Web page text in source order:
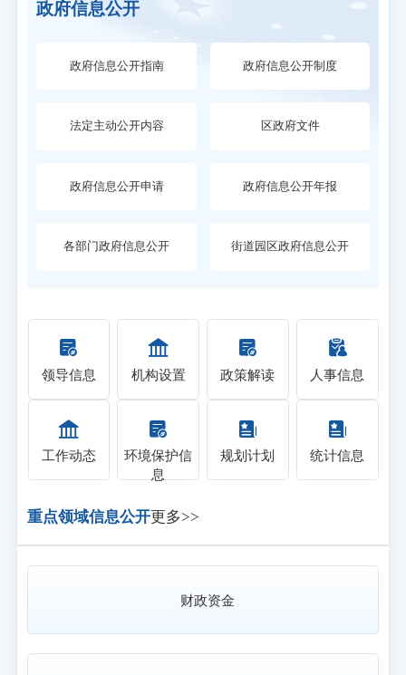
政府信息公开
政府信息公开指南 政府信息公开制度
法定主动公开内容 区政府文件
政府信息公开申请 政府信息公开年报
各部门政府信息公开 街道园区政府信息公开
领导信息 机构设置 政策解读 人事信息
工作动态
环境保护信
息
规划计划 统计信息
重点领域信息公开更多>>
财政资金